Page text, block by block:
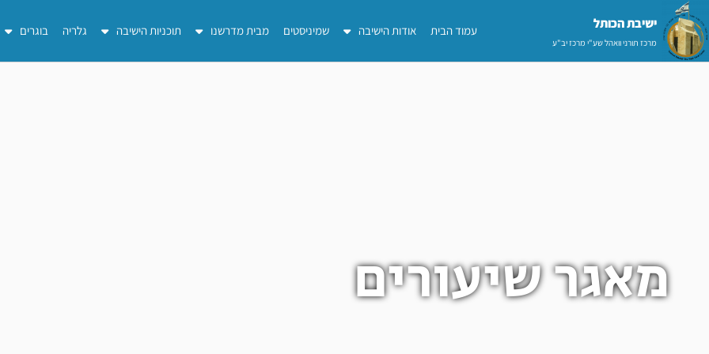
דילוג
לתוכן
ישיבת הכותל​
מרכז תורני וואהל שע"י מרכז יב"ע
עמוד הבית אודות הישיבה שמיניסטים מבית מדרשנו תוכניות הישיבה גלריה בוגרים
מאגר שיעורים